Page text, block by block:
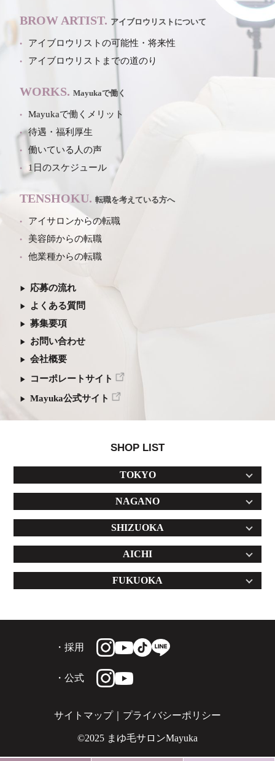
BROW ARTIST. アイブロウリストについて
アイブロウリストの可能性・将来性
アイブロウリストまでの道のり
WORKS. Mayukaで働く
Mayukaで働くメリット
待遇・福利厚生
働いている人の声
1日のスケジュール
TENSHOKU. 転職を考えている方へ
アイサロンからの転職
美容師からの転職
他業種からの転職
応募の流れ
よくある質問
募集要項
お問い合わせ
会社概要
コーポレートサイト
Mayuka公式サイト
SHOP LIST
TOKYO
NAGANO
SHIZUOKA
AICHI
FUKUOKA
・採用
・公式
サイトマップ｜ プライバシーポリシー
©2025 まゆ毛サロンMayuka